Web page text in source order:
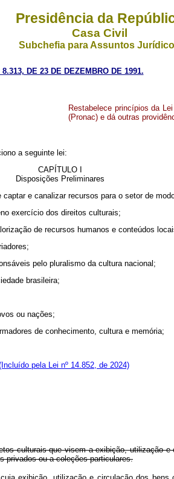
Presidência da
Casa Civil
Subchefia para Assuntos
8.313, DE 23 DE DEZEMBRO DE 1991.
Restabelece princípios da
(Pronac) e dá outras
a seguinte lei:
CAPÍTULO I
Disposições Preliminares
e canalizar recursos para o setor de
exercício dos direitos culturais;
de recursos humanos e conteúdos
pelo pluralismo da cultura nacional;
brasileira;
ou nações;
de conhecimento, cultura e memória;
pela Lei nº 14.852, de 2024)
culturais que visem a exibição, utilização
privados ou a coleções particulares.